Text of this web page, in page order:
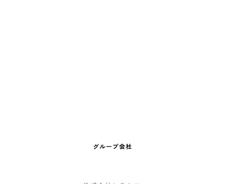
グループ会社